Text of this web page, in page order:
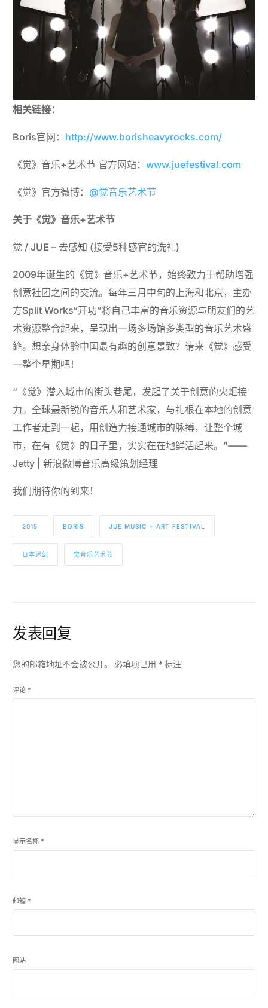
相关链接：
Boris官网： http://www.borisheavyrocks.com/
《觉》音乐+艺术节 官方网站：www.juefestival.com
《觉》官方微博： @觉音乐艺术节
关于《觉》音乐+艺术节
觉 / JUE – 去感知 (接受5种感官的洗礼)
2009年诞生的《觉》音乐+艺术节，始终致力于帮助增强
创意社团之间的交流。每年三月中旬的上海和北京，主办
方Split Works“开功”将自己丰富的音乐资源与朋友们的艺
术资源整合起来，呈现出一场多场馆多类型的音乐艺术盛
筵。想亲身体验中国最有趣的创意景致？请来《觉》感受
一整个星期吧！
“《觉》潜入城市的街头巷尾，发起了关于创意的火炬接
力。全球最新锐的音乐人和艺术家，与扎根在本地的创意
工作者走到一起，用创造力接通城市的脉搏，让整个城
市，在有《觉》的日子里，实实在在地鲜活起来。”——
Jetty | 新浪微博音乐高级策划经理
我们期待你的到来！
2015 BORIS JUE MUSIC + ART FESTIVAL
日本迷幻 觉音乐艺术节
发表回复
您的邮箱地址不会被公开。 必填项已用 *标注
评论 *
显示名称 *
邮箱 *
网站